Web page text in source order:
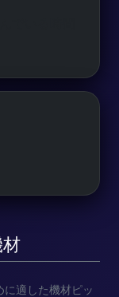
適した機材ピッ